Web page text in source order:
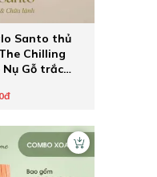
Santo thủ
Chilling
Nụ Gỗ trắc
lọc